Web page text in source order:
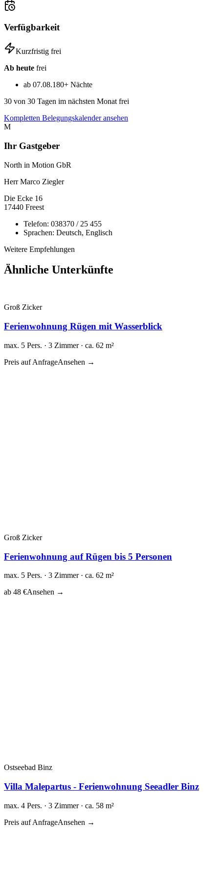
Verfügbarkeit
Kurzfristig frei
Ab heute frei
ab 07.08.180+ Nächte
30 von 30 Tagen im nächsten Monat frei
Kompletten Belegungskalender ansehen
M
Ihr Gastgeber
North in Motion GbR
Herr Marco Ziegler
Die Ecke 16
17440 Freest
Telefon: 038370 / 25 455
Sprachen: Deutsch, Englisch
Weitere Empfehlungen
Ähnliche Unterkünfte
Groß Zicker
Ferienwohnung Rügen mit Wasserblick
max. 5 Pers. · 3 Zimmer · ca. 62 m²
Preis auf AnfrageAnsehen →
Groß Zicker
Ferienwohnung auf Rügen bis 5 Personen
max. 5 Pers. · 3 Zimmer · ca. 62 m²
ab 48 €Ansehen →
Ostseebad Binz
Villa Malepartus - Ferienwohnung Seeadler Binz
max. 4 Pers. · 3 Zimmer · ca. 58 m²
Preis auf AnfrageAnsehen →